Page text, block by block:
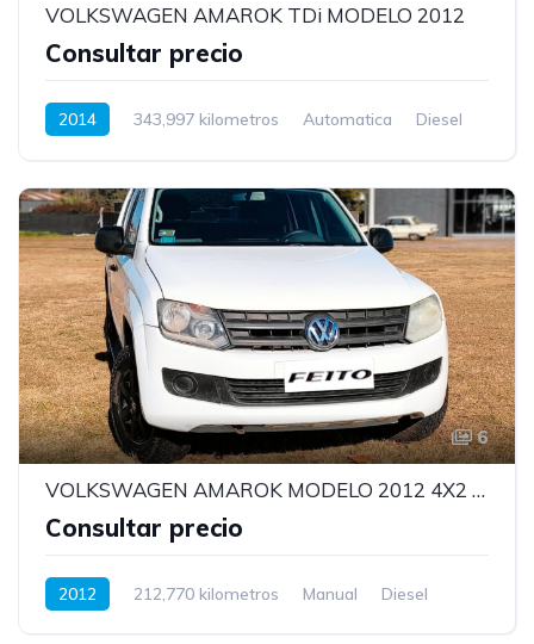
VOLKSWAGEN AMAROK TDi MODELO 2012
Consultar precio
2014 343,997 kilometros Automatica
Diesel
6
VOLKSWAGEN AMAROK MODELO 2012 4X2 CON MOTOR 0KM 140HP
Consultar precio
2012 212,770 kilometros Manual Diesel